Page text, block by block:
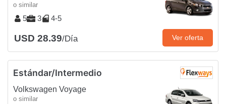
o similar
5 3 4-5
USD 28.39/Día Ver oferta
Estándar/Intermedio
Volkswagen Voyage
o similar